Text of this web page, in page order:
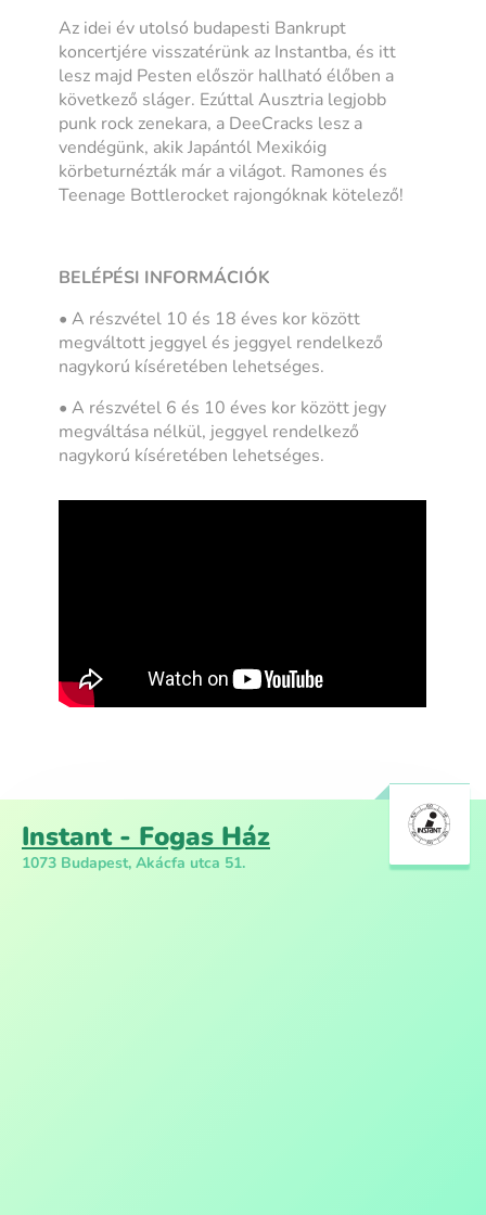
Az idei év utolsó budapesti Bankrupt
koncertjére visszatérünk az Instantba, és itt
lesz majd Pesten először hallható élőben a
következő sláger. Ezúttal Ausztria legjobb
punk rock zenekara, a DeeCracks lesz a
vendégünk, akik Japántól Mexikóig
körbeturnézták már a világot. Ramones és
Teenage Bottlerocket rajongóknak kötelező!
BELÉPÉSI INFORMÁCIÓK
• A részvétel 10 és 18 éves kor között
megváltott jeggyel és jeggyel rendelkező
nagykorú kíséretében lehetséges.
• A részvétel 6 és 10 éves kor között jegy
megváltása nélkül, jeggyel rendelkező
nagykorú kíséretében lehetséges.
Instant - Fogas Ház
1073 Budapest, Akácfa utca 51.